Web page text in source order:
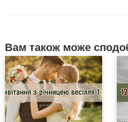
Вам також може